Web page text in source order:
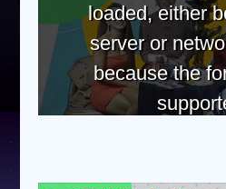
loaded, either
server or
because the